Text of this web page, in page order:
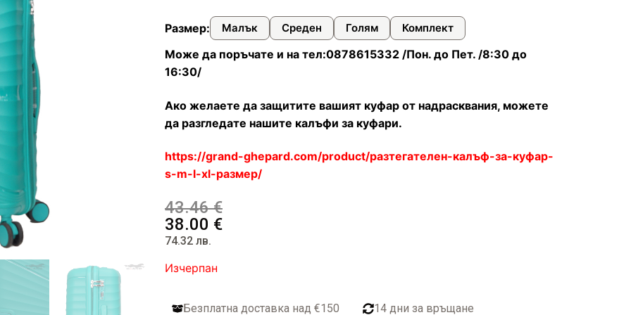
чанти кожа
и водоустойчиви
и документи
пътуване
на куфари
пътнически бутилки
куфари
Размер: Малък Среден Голям Комплект
Може да поръчате и на тел:0878615332 /Пон. до Пет. /8:30 до
16:30/
Ако желаете да защитите вашият куфар от надрасквания, можете
да разгледате нашите калъфи за куфари.
https://grand-ghepard.com/product/разтегателен-калъф-за-куфар-
s-m-l-xl-размер/
43.46€
38.00 €
74.32 лв.
Изчерпан
Безплатна доставка над €150
14 дни за връщане